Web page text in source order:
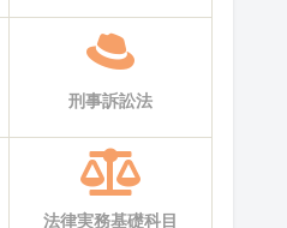
刑事訴訟法
法律実務基礎科目